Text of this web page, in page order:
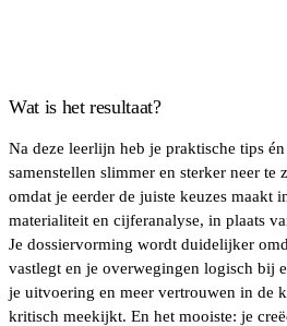
Wat is het resultaat?
Na deze leerlijn heb je praktische tips
samenstellen slimmer en sterker neer te
omdat je eerder de juiste keuzes maakt
materialiteit en cijferanalyse, in plaats
Je dossiervorming wordt duidelijker
vastlegt en je overwegingen logisch bij
je uitvoering en meer vertrouwen in de
kritisch meekijkt. En het mooiste: je